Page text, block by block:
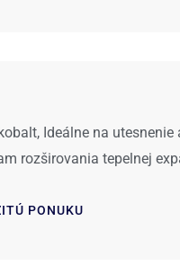
Ideálne na
rozširovania tepelnej
PONUKU